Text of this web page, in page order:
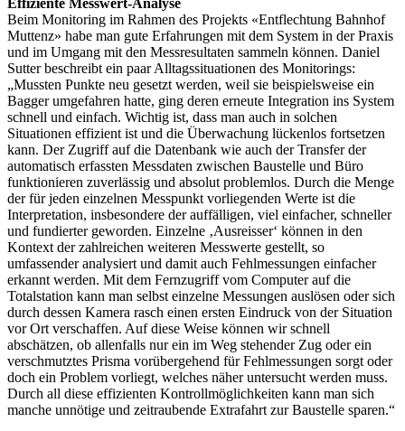
Beim Monitoring im Rahmen des Projekts «Entflechtung Bahnhof
Muttenz» habe man gute Erfahrungen mit dem System in der Praxis
und im Umgang mit den Messresultaten sammeln können. Daniel
Sutter beschreibt ein paar Alltagssituationen des Monitorings:
„Mussten Punkte neu gesetzt werden, weil sie beispielsweise ein
Bagger umgefahren hatte, ging deren erneute Integration ins System
schnell und einfach. Wichtig ist, dass man auch in solchen
Situationen effizient ist und die Überwachung lückenlos fortsetzen
kann. Der Zugriff auf die Datenbank wie auch der Transfer der
automatisch erfassten Messdaten zwischen Baustelle und Büro
funktionieren zuverlässig und absolut problemlos. Durch die Menge
der für jeden einzelnen Messpunkt vorliegenden Werte ist die
Interpretation, insbesondere der auffälligen, viel einfacher, schneller
und fundierter geworden. Einzelne ‚Ausreisser‘ können in den
Kontext der zahlreichen weiteren Messwerte gestellt, so
umfassender analysiert und damit auch Fehlmessungen einfacher
erkannt werden. Mit dem Fernzugriff vom Computer auf die
Totalstation kann man selbst einzelne Messungen auslösen oder sich
durch dessen Kamera rasch einen ersten Eindruck von der Situation
vor Ort verschaffen. Auf diese Weise können wir schnell
abschätzen, ob allenfalls nur ein im Weg stehender Zug oder ein
verschmutztes Prisma vorübergehend für Fehlmessungen sorgt oder
doch ein Problem vorliegt, welches näher untersucht werden muss.
Durch all diese effizienten Kontrollmöglichkeiten kann man sich
manche unnötige und zeitraubende Extrafahrt zur Baustelle sparen.“